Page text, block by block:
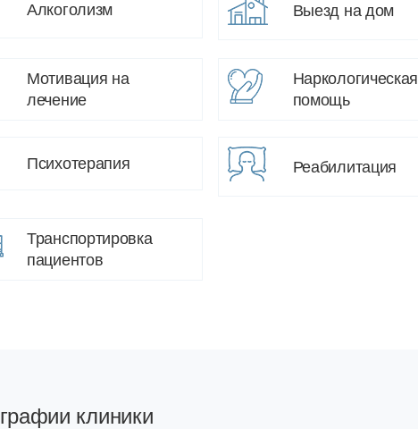
Алкоголизм Выезд на дом
Мотивация на
лечение
Наркологическая
помощь
Психотерапия Реабилитация
Транспортировка
пациентов
клиники